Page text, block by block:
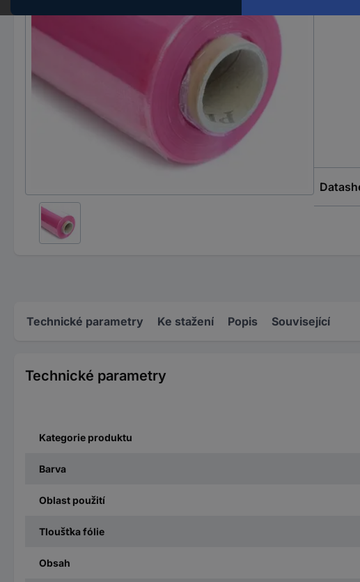
Technické parametry Ke stažení Popis Související
Technické parametry
Kategorie produktu
Barva
Oblast použití
Tloušťka fólie
Obsah